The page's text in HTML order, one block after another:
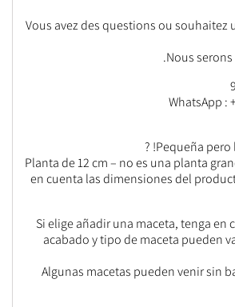
Vous avez des questions ou souhaitez
Nous
Planta de 12 cm – no es una planta
en cuenta las dimensiones del
Si elige añadir una maceta, tenga en
acabado y tipo de maceta pueden
Algunas macetas pueden venir sin